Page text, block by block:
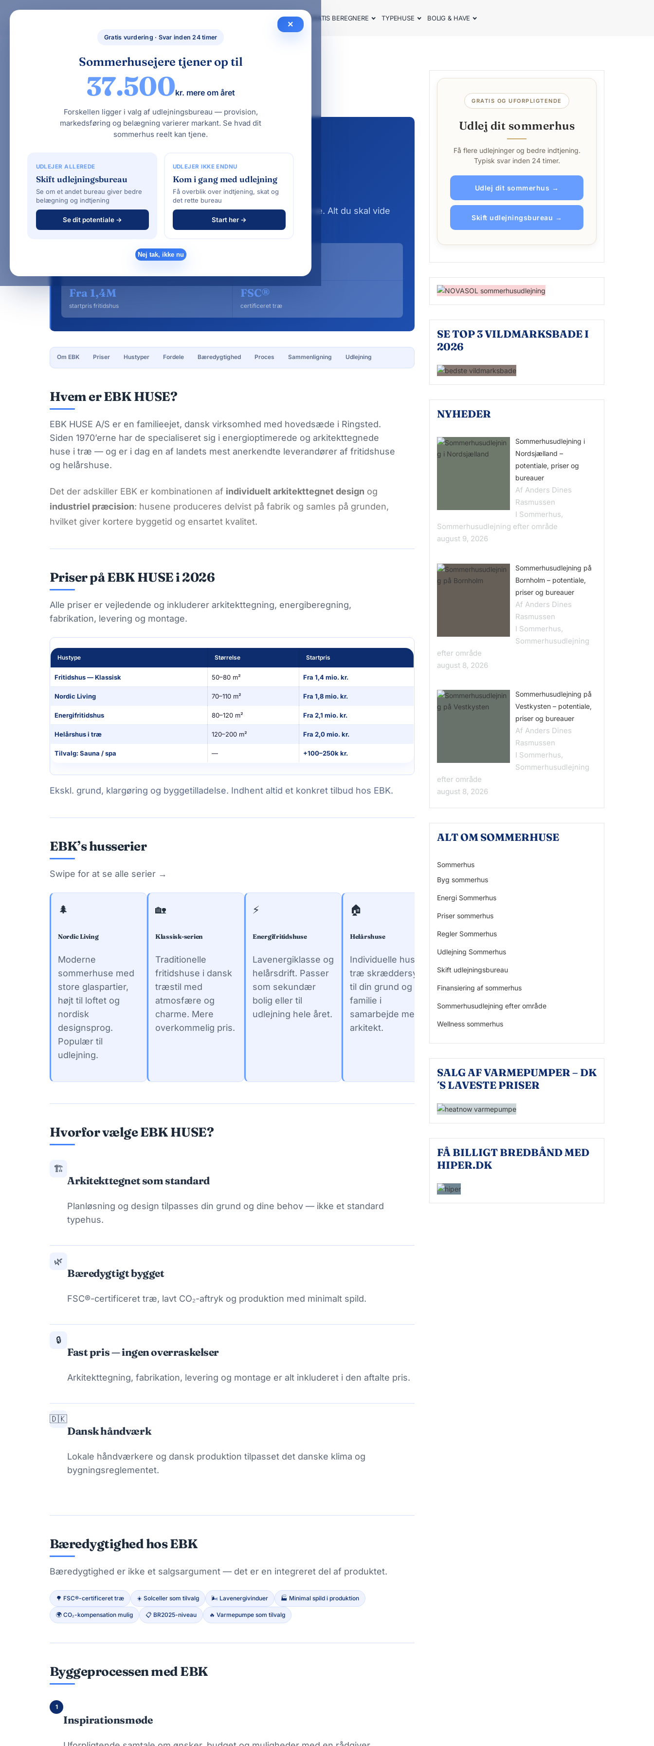
×
Gratis vurdering · Svar inden 24 timer
Sommerhusejere tjener op til
37.500kr. mere om året
Forskellen ligger i valg af udlejningsbureau — provision,
markedsføring og belægning varierer markant. Se hvad dit
sommerhus reelt kan tjene.
UDLEJER ALLEREDE
Skift udlejningsbureau
Se om et andet bureau giver bedre
belægning og indtjening
Se dit potentiale →
UDLEJER IKKE ENDNU
Kom i gang med udlejning
Få overblik over indtjening, skat og
det rette bureau
Start her →
Nej tak, ikke nu
Nybyggethu
SOMMERHUS GUIDE 2026 GRATIS BEREGNERE TYPEHUSE BOLIG & HAVE
EBK HUSE
TYPEHUSFIRMAER · SOMMERHUS
EBK HUSE –
bæredygtige huse i dansk træ
50+ års erfaring, arkitekttegnet design og FSC-certificeret træ. Alt du skal vide
om EBK — priser, hustyper, proces og udlejning.
Fra 1,4M
startpris fritidshus
FSC®
certificeret træ
Om EBK Priser Hustyper Fordele Bæredygtighed Proces Sammenligning Udlejning
Hvem er EBK HUSE?
EBK HUSE A/S er en familieejet, dansk virksomhed med hovedsæde i Ringsted.
Siden 1970’erne har de specialiseret sig i energioptimerede og arkitekttegnede
huse i træ — og er i dag en af landets mest anerkendte leverandører af fritidshuse
og helårshuse.
Det der adskiller EBK er kombinationen af individuelt arkitekttegnet design og
industriel præcision: husene produceres delvist på fabrik og samles på grunden,
hvilket giver kortere byggetid og ensartet kvalitet.
Priser på EBK HUSE i 2026
Alle priser er vejledende og inkluderer arkitekttegning, energiberegning,
fabrikation, levering og montage.
Hustype Størrelse Startpris
Fritidshus — Klassisk 50–80 m² Fra 1,4 mio. kr.
Nordic Living 70–110 m² Fra 1,8 mio. kr.
Energifritidshus 80–120 m² Fra 2,1 mio. kr.
Helårshus i træ 120–200 m² Fra 2,0 mio. kr.
Tilvalg: Sauna / spa — +100–250k kr.
Ekskl. grund, klargøring og byggetilladelse. Indhent altid et konkret tilbud hos EBK.
EBK’s husserier
Swipe for at se alle serier →
🌲
Nordic Living
Moderne
sommerhuse med
store glaspartier,
højt til loftet og
nordisk
designsprog.
Populær til
udlejning.
🏡
Klassisk-serien
Traditionelle
fritidshuse i dansk
træstil med
atmosfære og
charme. Mere
overkommelig pris.
⚡
Energifritidshuse
Lavenergiklasse og
helårsdrift. Passer
som sekundær
bolig eller til
udlejning hele året.
🏠
Helårshuse
Individuelle huse i
træ skræddersyet
til din grund og
familie i
samarbejde med
arkitekt.
Hvorfor vælge EBK HUSE?
🏗️
Arkitekttegnet som standard
Planløsning og design tilpasses din grund og dine behov — ikke et standard
typehus.
🌿
Bæredygtigt bygget
FSC®-certificeret træ, lavt CO₂-aftryk og produktion med minimalt spild.
🔒
Fast pris — ingen overraskelser
Arkitekttegning, fabrikation, levering og montage er alt inkluderet i den aftalte pris.
🇩🇰
Dansk håndværk
Lokale håndværkere og dansk produktion tilpasset det danske klima og
bygningsreglementet.
Bæredygtighed hos EBK
Bæredygtighed er ikke et salgsargument — det er en integreret del af produktet.
🌳 FSC®-certificeret træ ☀️ Solceller som tilvalg 🌬️ Lavenergivinduer 🏭 Minimal spild i produktion
🌍 CO₂-kompensation mulig 📋 BR2025-niveau 🔥 Varmepumpe som tilvalg
Byggeprocessen med EBK
1
Inspirationsmøde
GRATIS OG UFORPLIGTENDE
Udlej dit sommerhus
Få flere udlejninger og bedre indtjening.
Typisk svar inden 24 timer.
Udlej dit sommerhus →
Skift udlejningsbureau →
SE TOP 3 VILDMARKSBADE I
2026
NYHEDER
Sommerhusudlejning i
Nordsjælland –
potentiale, priser og
bureauer
Af Anders Dines
Rasmussen
I Sommerhus,
Sommerhusudlejning efter område
august 9, 2026
Sommerhusudlejning på
Bornholm – potentiale,
priser og bureauer
Af Anders Dines
Rasmussen
I Sommerhus,
Sommerhusudlejning
efter område
august 8, 2026
Sommerhusudlejning på
Vestkysten – potentiale,
priser og bureauer
Af Anders Dines
Rasmussen
I Sommerhus,
Sommerhusudlejning
efter område
august 8, 2026
ALT OM SOMMERHUSE
Sommerhus
Byg sommerhus
Energi Sommerhus
Priser sommerhus
Regler Sommerhus
Udlejning Sommerhus
Skift udlejningsbureau
Finansiering af sommerhus
Sommerhusudlejning efter område
Wellness sommerhus
SALG AF VARMEPUMPER – DK
´S LAVESTE PRISER
FÅ BILLIGT BREDBÅND MED
HIPER.DK